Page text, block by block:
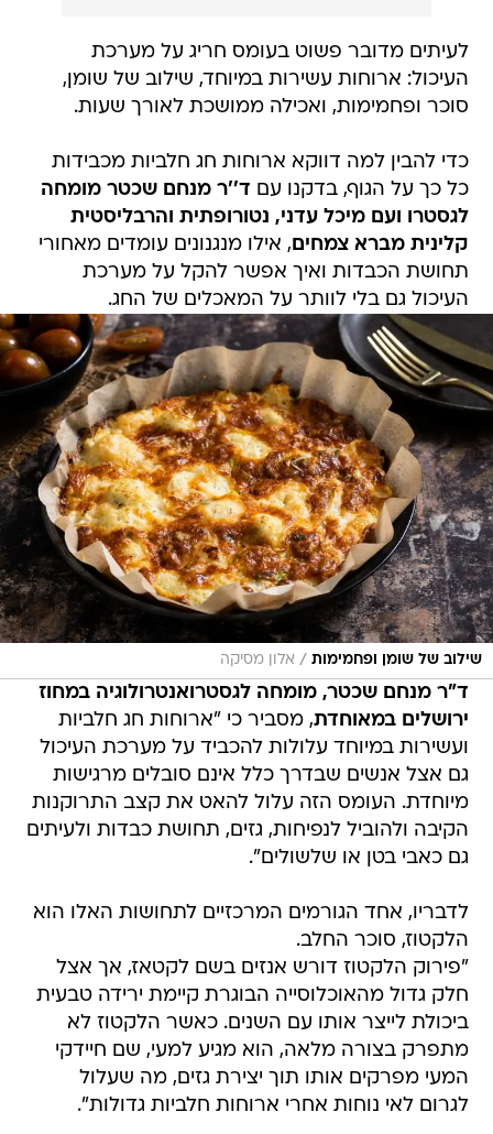
לעיתים מדובר פשוט בעומס חריג על מערכת
העיכול: ארוחות עשירות במיוחד, שילוב של שומן,
סוכר ופחמימות, ואכילה ממושכת לאורך שעות.
כדי להבין למה דווקא ארוחות חג חלביות מכבידות
כל כך על הגוף, בדקנו עם ד''ר מנחם שכטר מומחה
לגסטרו ועם מיכל עדני, נטורופתית והרבליסטית
קלינית מברא צמחים, אילו מנגנונים עומדים מאחורי
תחושת הכבדות ואיך אפשר להקל על מערכת
העיכול גם בלי לוותר על המאכלים של החג.
שילוב של שומן ופחמימות / אלון מסיקה
ד"ר מנחם שכטר, מומחה לגסטרואנטרולוגיה במחוז
ירושלים במאוחדת, מסביר כי "ארוחות חג חלביות
ועשירות במיוחד עלולות להכביד על מערכת העיכול
גם אצל אנשים שבדרך כלל אינם סובלים מרגישות
מיוחדת. העומס הזה עלול להאט את קצב התרוקנות
הקיבה ולהוביל לנפיחות, גזים, תחושת כבדות ולעיתים
גם כאבי בטן או שלשולים".
לדבריו, אחד הגורמים המרכזיים לתחושות האלו הוא
הלקטוז, סוכר החלב.
"פירוק הלקטוז דורש אנזים בשם לקטאז, אך אצל
חלק גדול מהאוכלוסייה הבוגרת קיימת ירידה טבעית
ביכולת לייצר אותו עם השנים. כאשר הלקטוז לא
מתפרק בצורה מלאה, הוא מגיע למעי, שם חיידקי
המעי מפרקים אותו תוך יצירת גזים, מה שעלול
לגרום לאי נוחות אחרי ארוחות חלביות גדולות".